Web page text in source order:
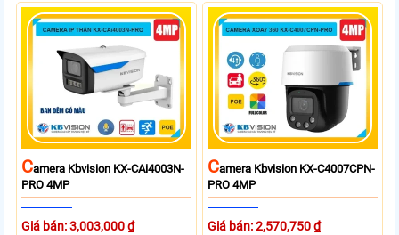
CAmera Kbvision KX-CAi4003N-
PRO 4MP
Giá bán: 3,003,000 ₫
CAmera Kbvision KX-C4007CPN-
PRO 4MP
Giá bán: 2,570,750 ₫